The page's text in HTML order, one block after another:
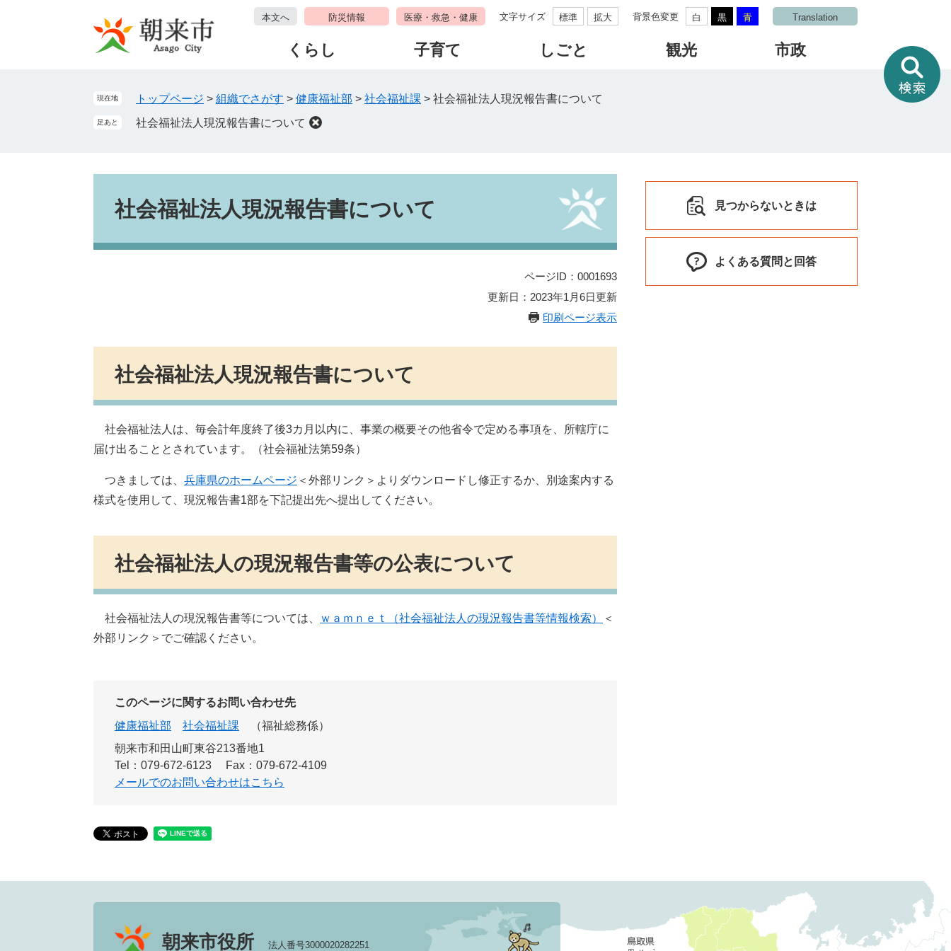
本文へ 防災情報 医療・救急・健康 文字サイズ 標準 拡大 背景色変更 白 黒 青 Translation
くらし 子育て しごと 観光 市政
現在地 トップページ > 組織でさがす > 健康福祉部 > 社会福祉課 > 社会福祉法人現況報告書について
足あと 社会福祉法人現況報告書について
社会福祉法人現況報告書について
ページID：0001693
更新日：2023年1月6日更新
印刷ページ表示
社会福祉法人現況報告書について
社会福祉法人は、毎会計年度終了後3カ月以内に、事業の概要その他省令で定める事項を、所轄庁に
届け出ることとされています。（社会福祉法第59条）
つきましては、 兵庫県のホームページ ＜外部リンク＞ よりダウンロードし修正するか、別途案内する
様式を使用して、現況報告書1部を下記提出先へ提出してください。
社会福祉法人の現況報告書等の公表について
社会福祉法人の現況報告書等については、 ｗａｍｎｅｔ（社会福祉法人の現況報告書等情報検索）
＜
外部リンク＞ でご確認ください。
このページに関するお問い合わせ先
健康福祉部
社会福祉課
福祉総務係
朝来市和田山町東谷213番地1
Tel：079-672-6123
Fax：079-672-4109
メールでのお問い合わせはこちら
見つからないときは
よくある質問と回答
情
報
を
朝来市役所 法人番号3000020282251